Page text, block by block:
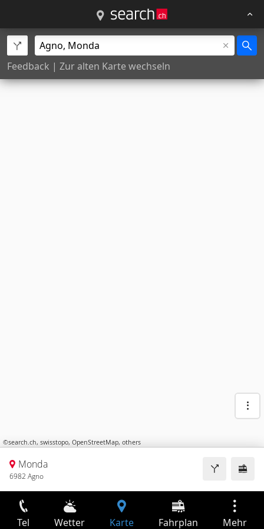
Feedback | Zur alten Karte wechseln
©search.ch, swisstopo, OpenStreetMap, others
Monda
6982 Agno
Tel Wetter Karte Fahrplan Mehr